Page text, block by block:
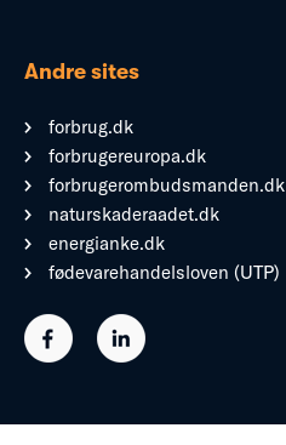
Andre sites
forbrug.dk
forbrugereuropa.dk
forbrugerombudsmanden.dk
naturskaderaadet.dk
energianke.dk
fødevarehandelsloven (UTP)